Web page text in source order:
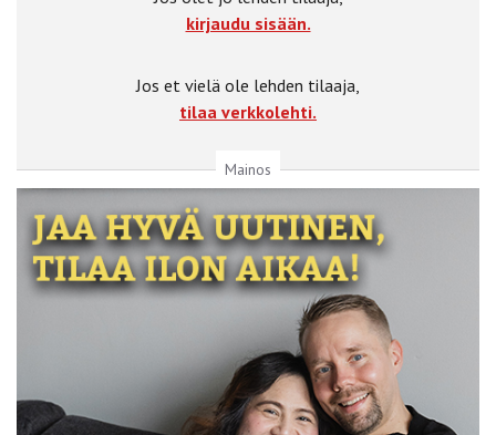
kirjaudu sisään.
Jos et vielä ole lehden tilaaja,
tilaa verkkolehti.
Mainos